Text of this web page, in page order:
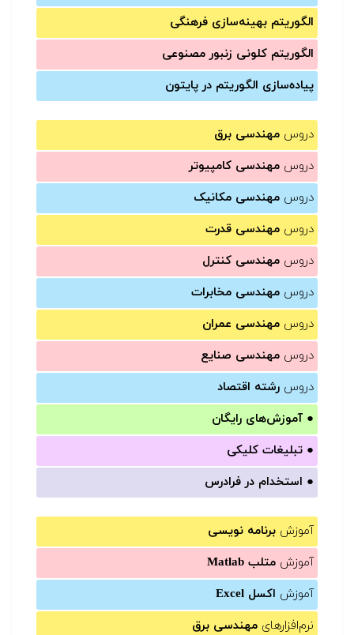
الگوریتم بهینه‌سازی فرهنگی
الگوریتم کلونی زنبور مصنوعی
پیاده‌سازی الگوریتم در پایتون
دروس مهندسی برق
دروس مهندسی کامپیوتر
دروس مهندسی مکانیک
دروس مهندسی قدرت
دروس مهندسی کنترل
دروس مهندسی مخابرات
دروس مهندسی عمران
دروس مهندسی صنایع
دروس رشته اقتصاد
● آموزش‌های رایگان
● تبلیغات کلیکی
● استخدام در فرادرس
آموزش برنامه نویسی
آموزش متلب Matlab
آموزش اکسل Excel
نرم‌افزارهای مهندسی برق